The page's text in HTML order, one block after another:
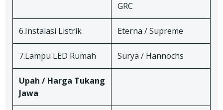
GRC
6.Instalasi Listrik Eterna / Supreme
7.Lampu LED Rumah Surya / Hannochs
Upah / Harga Tukang
Jawa